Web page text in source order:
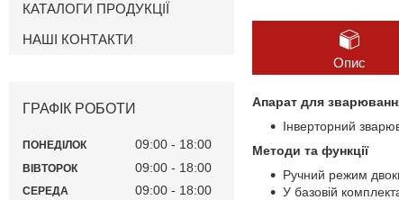
Опис
Апарат для
Інверторний
Методи та функції
Ручний режим
У базовій
КАТАЛОГИ ПРОДУКЦІЇ
НАШІ КОНТАКТИ
ГРАФІК РОБОТИ
ПОНЕДІЛОК 09:00 18:00
ВІВТОРОК 09:00 18:00
СЕРЕДА 09:00 18:00